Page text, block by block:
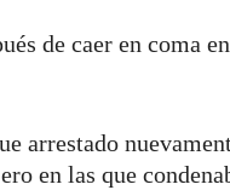
de caer en coma
arrestado
en las que